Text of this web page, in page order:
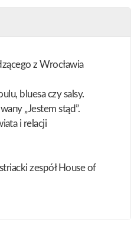
z Wrocławia
bluesa czy salsy.
„Jestem stąd”.
i relacji
zespół House of